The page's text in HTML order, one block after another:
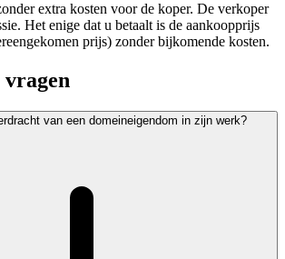
extra kosten voor de koper. De verkoper
Het enige dat u betaalt is de aankoopprijs
prijs) zonder bijkomende kosten.
vragen
van een domeineigendom in zijn werk?